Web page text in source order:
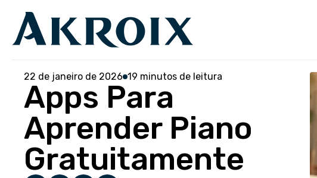
22 de janeiro de 2026 19 minutos de leitura
Apps Para
Aprender Piano
Gratuitamente